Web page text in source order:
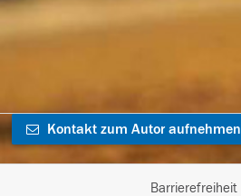
Kontakt zum Autor aufnehmen
Barrierefreiheit